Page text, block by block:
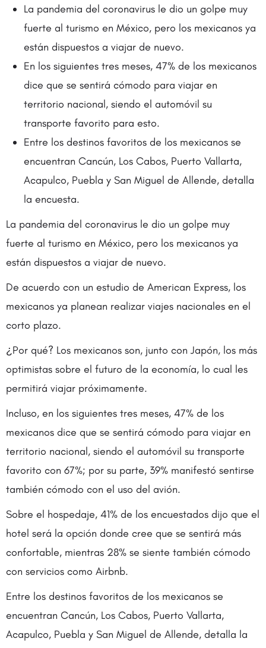
La pandemia del coronavirus le dio un golpe muy
fuerte al turismo en México, pero los mexicanos ya
están dispuestos a viajar de nuevo.
En los siguientes tres meses, 47% de los mexicanos
dice que se sentirá cómodo para viajar en
territorio nacional, siendo el automóvil su
transporte favorito para esto.
Entre los destinos favoritos de los mexicanos se
encuentran Cancún, Los Cabos, Puerto Vallarta,
Acapulco, Puebla y San Miguel de Allende, detalla
la encuesta.
La pandemia del coronavirus le dio un golpe muy
fuerte al turismo en México, pero los mexicanos ya
están dispuestos a viajar de nuevo.
De acuerdo con un estudio de American Express, los
mexicanos ya planean realizar viajes nacionales en el
corto plazo.
¿Por qué? Los mexicanos son, junto con Japón, los más
optimistas sobre el futuro de la economía, lo cual les
permitirá viajar próximamente.
Incluso, en los siguientes tres meses, 47% de los
mexicanos dice que se sentirá cómodo para viajar en
territorio nacional, siendo el automóvil su transporte
favorito con 67%; por su parte, 39% manifestó sentirse
también cómodo con el uso del avión.
Sobre el hospedaje, 41% de los encuestados dijo que el
hotel será la opción donde cree que se sentirá más
confortable, mientras 28% se siente también cómodo
con servicios como Airbnb.
Entre los destinos favoritos de los mexicanos se
encuentran Cancún, Los Cabos, Puerto Vallarta,
Acapulco, Puebla y San Miguel de Allende, detalla la